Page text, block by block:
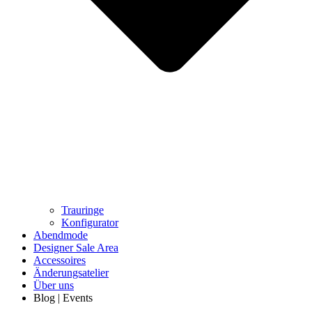
Trauringe
Konfigurator
Abendmode
Designer Sale Area
Accessoires
Änderungsatelier
Über uns
Blog | Events